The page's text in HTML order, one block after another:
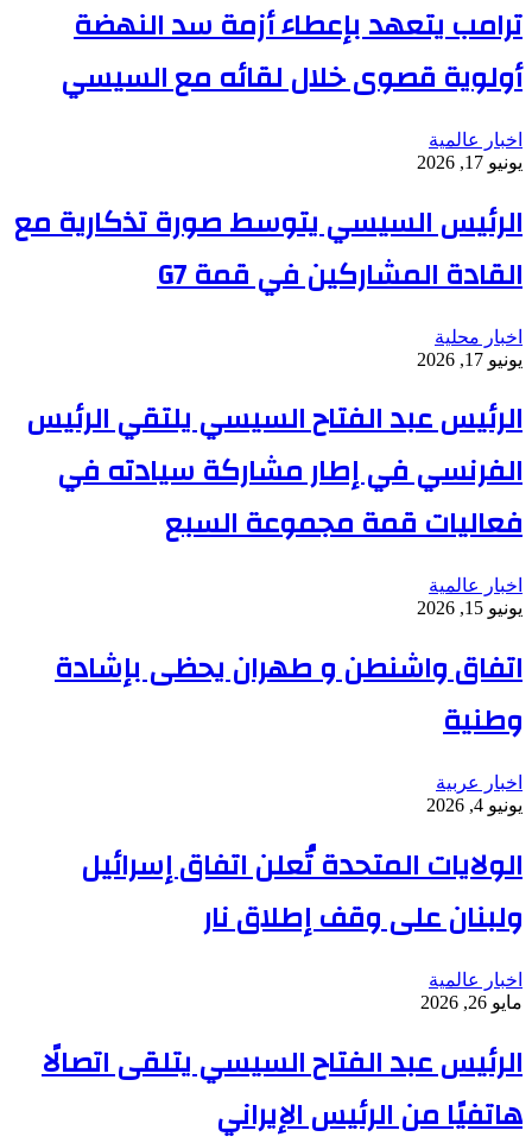
ترامب يتعهد بإعطاء أزمة سد النهضة
أولوية قصوى خلال لقائه مع السيسي
اخبار عالمية
يونيو 17, 2026
الرئيس السيسي يتوسط صورة تذكارية مع
القادة المشاركين في قمة G7
اخبار محلية
يونيو 17, 2026
الرئيس عبد الفتاح السيسي يلتقي الرئيس
الفرنسي في إطار مشاركة سيادته في
فعاليات قمة مجموعة السبع
اخبار عالمية
يونيو 15, 2026
اتفاق واشنطن و طهران يحظى بإشادة
وطنية
اخبار عربية
يونيو 4, 2026
الولايات المتحدة تُعلن اتفاق إسرائيل
ولبنان على وقف إطلاق نار
اخبار عالمية
مايو 26, 2026
الرئيس عبد الفتاح السيسي يتلقى اتصالًا
هاتفيًا من الرئيس الإيراني